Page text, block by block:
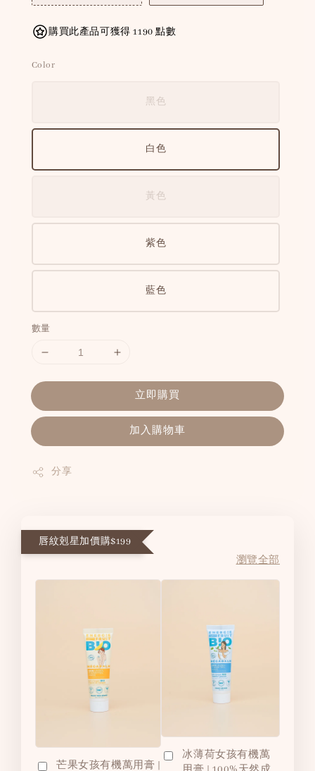
購買此產品可獲得 1190 點數
Color
黑色
白色
黃色
紫色
藍色
數量
立即購買
加入購物車
分享
唇紋剋星加價購$199
瀏覽全部
芒果女孩有機萬用膏 |
冰薄荷女孩有機萬